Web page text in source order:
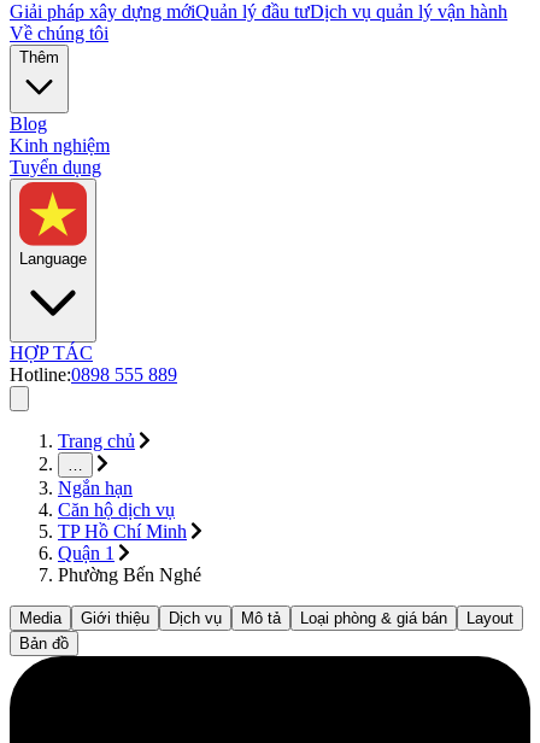
Giải pháp xây dựng mớiQuản lý đầu tưDịch vụ quản lý vận hành
Về chúng tôi
Thêm
Blog
Kinh nghiệm
Tuyển dụng
Language
HỢP TÁC
Hotline:0898 555 889
Trang chủ
…
Ngắn hạn
Căn hộ dịch vụ
TP Hồ Chí Minh
Quận 1
Phường Bến Nghé
Media Giới thiệu Dịch vụ Mô tả Loại phòng & giá bán
Layout
Bản đồ